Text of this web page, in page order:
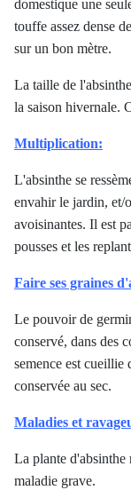
domestique une
touffe assez dense
sur un bon mètre.
La taille de
la saison hivernale.
Multiplication:
L'absinthe se
envahir le jardin, et/
avoisinantes. Il est
pousses et les
Faire ses graines
Le pouvoir de
conservé, dans des
semence est cueillie
conservée au sec.
Maladies et
La plante d'absinthe
maladie grave.